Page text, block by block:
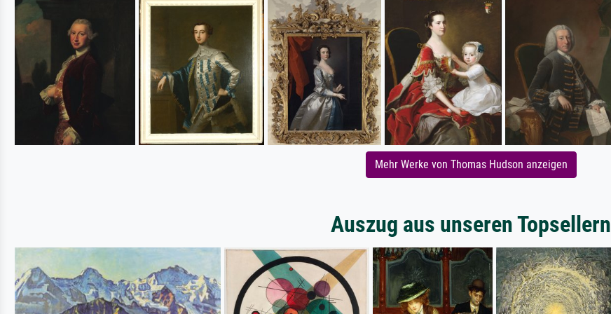
Mehr Werke von Thomas Hudson anzeigen
Auszug aus unseren Topsellern